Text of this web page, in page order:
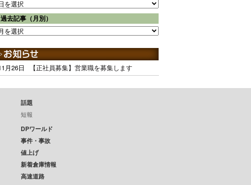
過去記事（月別）
月26日 【正社員募集】営業職を募集します
話題
短報
DPワールド
事件・事故
値上げ
新着倉庫情報
高速道路